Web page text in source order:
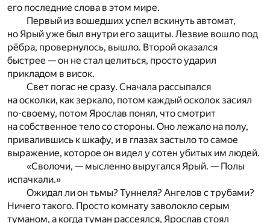
его последние слова в этом мире.
Первый из вошедших успел вскинуть автомат,
но Ярый уже был внутри его защиты. Лезвие вошло под
рёбра, провернулось, вышло. Второй оказался
быстрее — он не стал целиться, просто ударил
прикладом в висок.
Свет погас не сразу. Сначала рассыпался
на осколки, как зеркало, потом каждый осколок засиял
по-своему, потом Ярослав понял, что смотрит
на собственное тело со стороны. Оно лежало на полу,
привалившись к шкафу, и в глазах застыло то самое
выражение, которое он видел у сотен убитых им людей.
«Сволочи, — мысленно выругался Ярый. — Полы
испачкали.»
Ожидал ли он тьмы? Туннеля? Ангелов с трубами?
Ничего такого. Просто комнату заволокло серым
туманом, а когда туман рассеялся, Ярослав стоял